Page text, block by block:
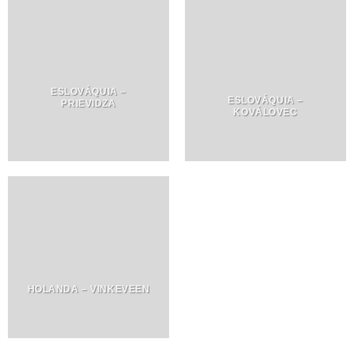
ESLOVÁQUIA –
PRIEVIDZA
ESLOVÁQUIA –
KOVÁLOVEC
HOLANDA – VINKEVEEN